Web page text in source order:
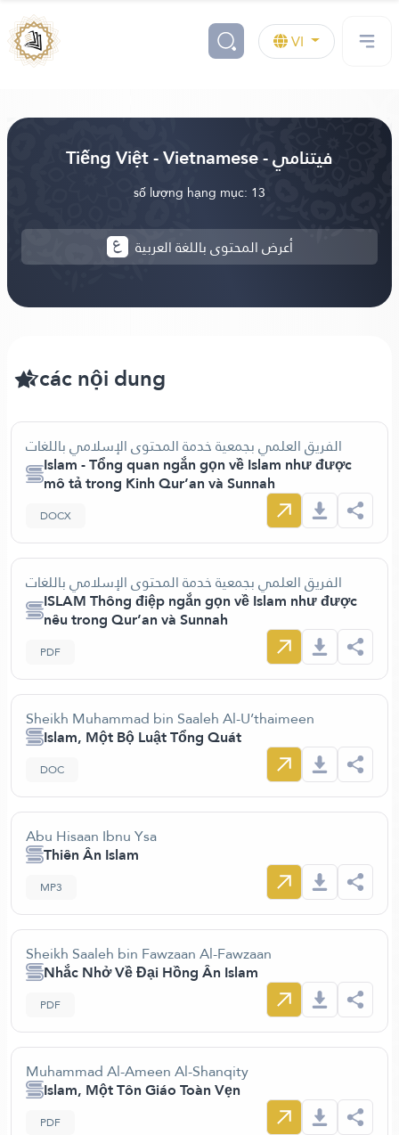
VI
Tiếng Việt - Vietnamese - فيتنامي
số lượng hạng mục: 13
أعرض المحتوى باللغة العربية
các nội dung
الفريق العلمي بجمعية خدمة المحتوى الإسلامي باللغات
Islam - Tổng quan ngắn gọn về Islam như được
mô tả trong Kinh Qur’an và Sunnah
DOCX
الفريق العلمي بجمعية خدمة المحتوى الإسلامي باللغات
ISLAM Thông điệp ngắn gọn về Islam như được
nêu trong Qur’an và Sunnah
PDF
Sheikh Muhammad bin Saaleh Al-U’thaimeen
Islam, Một Bộ Luật Tổng Quát
DOC
Abu Hisaan Ibnu Ysa
Thiên Ân Islam
MP3
Sheikh Saaleh bin Fawzaan Al-Fawzaan
Nhắc Nhở Về Đại Hồng Ân Islam
PDF
Muhammad Al-Ameen Al-Shanqity
Islam, Một Tôn Giáo Toàn Vẹn
PDF